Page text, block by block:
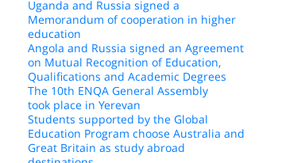
Uganda and Russia signed a
Memorandum of cooperation in higher
education
Angola and Russia signed an Agreement
on Mutual Recognition of Education,
Qualifications and Academic Degrees
The 10th ENQA General Assembly
took place in Yerevan
Students supported by the Global
Education Program choose Australia and
Great Britain as study abroad